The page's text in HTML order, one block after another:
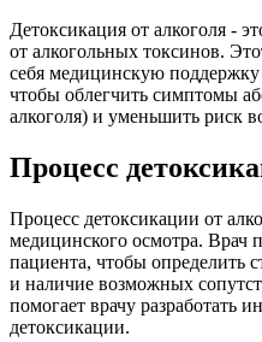
Детоксикация от алкоголя -
от алкогольных токсинов.
себя медицинскую
чтобы облегчить симптомы
алкоголя) и уменьшить риск
Процесс
Процесс детоксикации от
медицинского осмотра. Врач
пациента, чтобы определить
и наличие возможных
помогает врачу разработать
детоксикации.